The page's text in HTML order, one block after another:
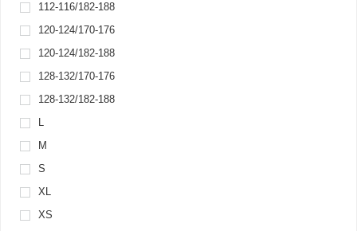
112-116/182-188
120-124/170-176
120-124/182-188
128-132/170-176
128-132/182-188
L
M
S
XL
XS